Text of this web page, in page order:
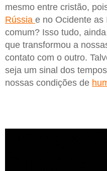
mesmo entre cristão,
Rússia e no Ocidente as
comum? Isso tudo,
que transformou a
contato com o outro.
seja um sinal dos
nossas condições de